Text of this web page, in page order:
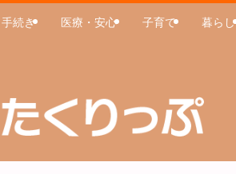
続き 医療・安心 子育て 暮らし